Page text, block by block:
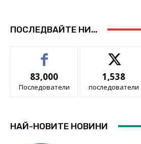
ПОСЛЕДВАЙТЕ НИ...
83,000
Последователи
1,538
последователи
НАЙ-НОВИТЕ НОВИНИ